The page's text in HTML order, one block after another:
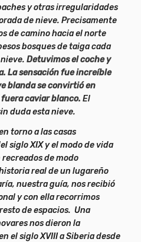
y otras irregularidades
de nieve. Precisamente
de camino hacia el norte
bosques de taiga cada
Detuvimos el coche y
La sensación fue increíble
blanda se convirtió en
caviar blanco. El
duda esta nieve.
torno a las casas
siglo XIX y el modo de vida
de modo
real de un lugareño
nuestra guía, nos recibió
y con ella recorrimos
de espacios. Una
nos dieron la
el siglo XVIII a Siberia desde